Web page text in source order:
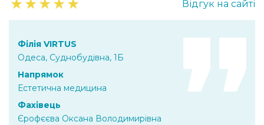
★★★★★ Відгук на сайті
Філія VIRTUS
Одеса, Суднобудівна, 1Б
Напрямок
Естетична медицина
Фахівець
Єрофєєва Оксана Володимирівна